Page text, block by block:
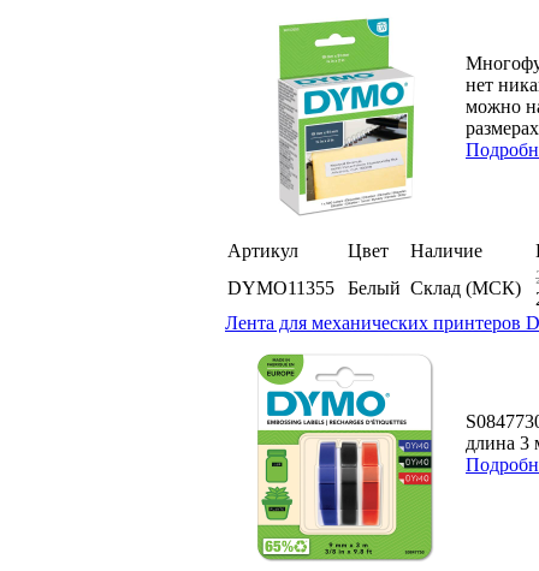
нет
можно
Артикул Цвет Наличие
DYMO11355
Белый Склад (МСК)
Лента для механических принтеров
длина 3